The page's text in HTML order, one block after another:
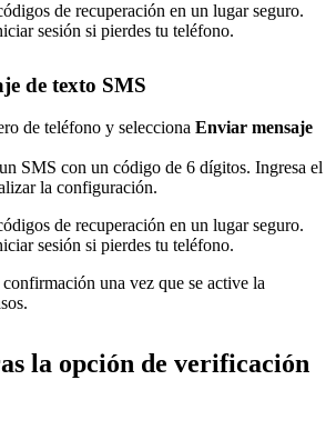
de recuperación en un lugar seguro.
sesión si pierdes tu teléfono.
de texto SMS
de teléfono y selecciona Enviar mensaje
SMS con un código de 6 dígitos. Ingresa el
la configuración.
de recuperación en un lugar seguro.
sesión si pierdes tu teléfono.
una vez que se active la
la opción de verificación